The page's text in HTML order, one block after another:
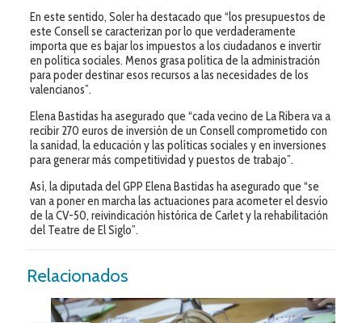
En este sentido, Soler ha destacado que “los presupuestos de
este Consell se caracterizan por lo que verdaderamente
importa que es bajar los impuestos a los ciudadanos e invertir
en política sociales. Menos grasa política de la administración
para poder destinar esos recursos a las necesidades de los
valencianos”.
Elena Bastidas ha asegurado que “cada vecino de La Ribera va a
recibir 270 euros de inversión de un Consell comprometido con
la sanidad, la educación y las políticas sociales y en inversiones
para generar más competitividad y puestos de trabajo”.
Así, la diputada del GPP Elena Bastidas ha asegurado que “se
van a poner en marcha las actuaciones para acometer el desvío
de la CV-50, reivindicación histórica de Carlet y la rehabilitación
del Teatre de El Siglo”.
Relacionados